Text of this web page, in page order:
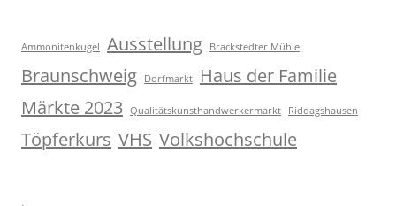
Ammonitenkugel Ausstellung Brackstedter Mühle
Braunschweig Dorfmarkt
Haus der Familie
Märkte 2023 Qualitätskunsthandwerkermarkt Riddagshausen
Töpferkurs VHS Volkshochschule